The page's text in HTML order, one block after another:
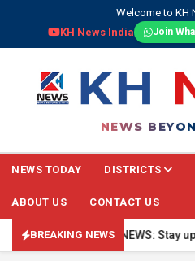
Welcome to KH
KH News India
Join
NEWS
NEWS TODAY DISTRICTS
ABOUT US CONTACT US
BREAKING NEWS
🔴 BREAKING NEWS: Stay